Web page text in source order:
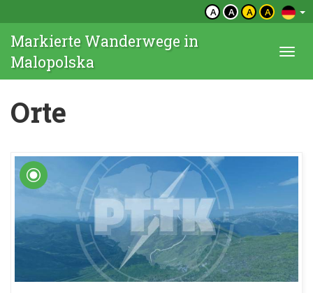
A A A A
Markierte Wanderwege in
Malopolska
Orte